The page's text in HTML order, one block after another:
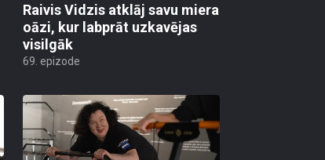
Raivis Vidzis atklāj savu miera
oāzi, kur labprāt uzkavējas
visilgāk
69. epizode